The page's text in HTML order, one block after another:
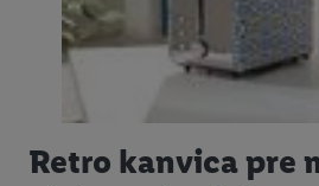
Retro kanvica pre